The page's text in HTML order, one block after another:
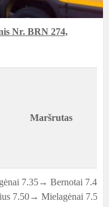
Nr. BRN 274,
Maršrutas
7.35→ Bernotai
7.50→ Mielagėnai 7.55